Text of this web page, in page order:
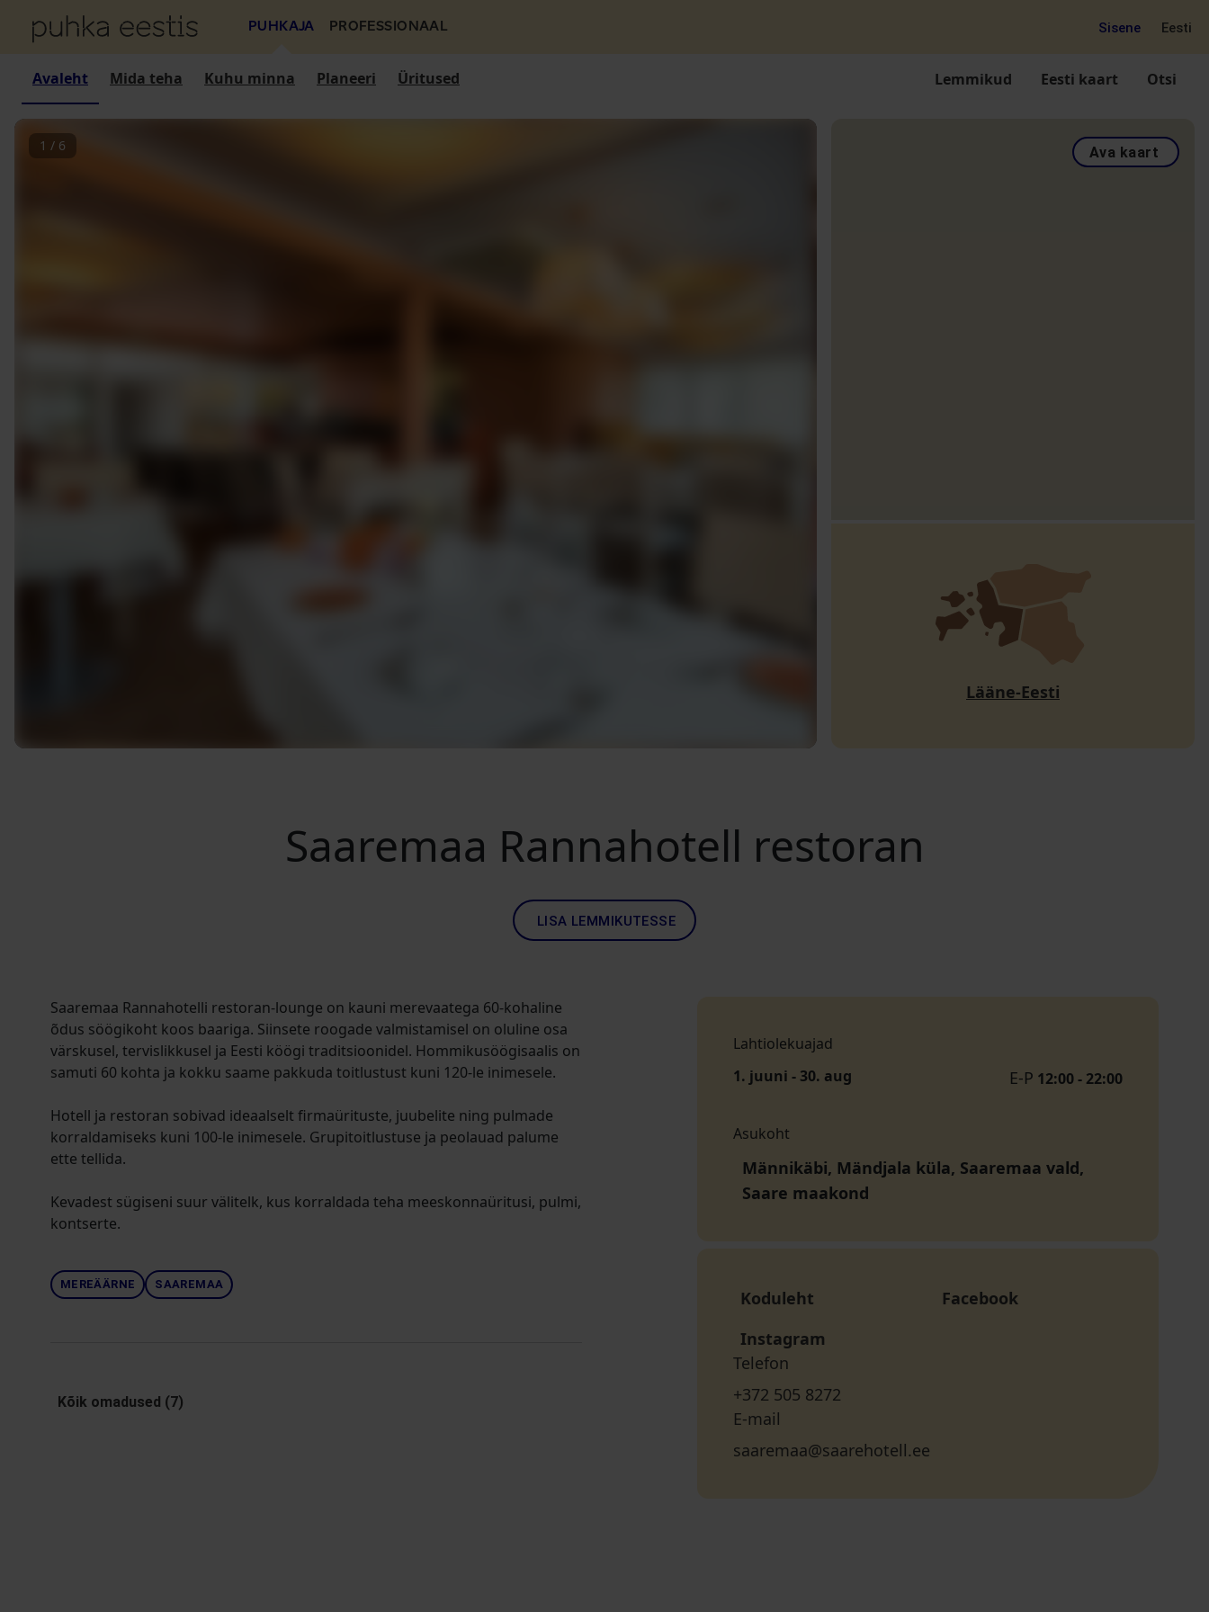
PUHKAJA PROFESSIONAAL Sisene Eesti
Avaleht Mida teha Kuhu minna Planeeri Üritused Lemmikud Eesti kaart Otsi
1 / 6 Ava kaart
Lääne-Eesti
Saaremaa Rannahotell restoran
LISA LEMMIKUTESSE
Saaremaa Rannahotelli restoran-lounge on kauni merevaatega 60-kohaline
õdus söögikoht koos baariga. Siinsete roogade valmistamisel on oluline osa
värskusel, tervislikkusel ja Eesti köögi traditsioonidel. Hommikusöögisaalis on
samuti 60 kohta ja kokku saame pakkuda toitlustust kuni 120-le inimesele.
Hotell ja restoran sobivad ideaalselt firmaürituste, juubelite ning pulmade
korraldamiseks kuni 100-le inimesele. Grupitoitlustuse ja peolauad palume
ette tellida.
Kevadest sügiseni suur välitelk, kus korraldada teha meeskonnaüritusi, pulmi,
kontserte.
MEREÄÄRNE SAAREMAA
Kõik omadused (7)
Lahtiolekuajad
1. juuni - 30. aug
E-P 12:00 - 22:00
Asukoht
Männikäbi, Mändjala küla, Saaremaa vald,
Saare maakond
Koduleht
Facebook
Instagram
Telefon
+372 505 8272
E-mail
saaremaa@saarehotell.ee